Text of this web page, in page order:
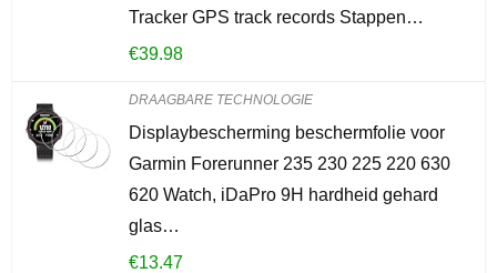
Tracker GPS track records Stappen…
€39.98
DRAAGBARE TECHNOLOGIE
Displaybescherming beschermfolie voor
Garmin Forerunner 235 230 225 220 630
620 Watch, iDaPro 9H hardheid gehard
glas…
€13.47